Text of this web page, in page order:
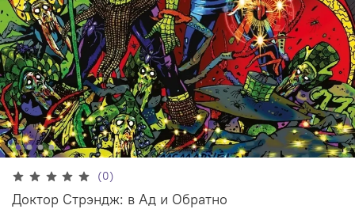
(0)
Доктор Стрэндж: в Ад и Обратно